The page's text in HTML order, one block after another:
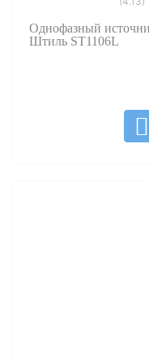
Однофазный
Штиль ST1106L